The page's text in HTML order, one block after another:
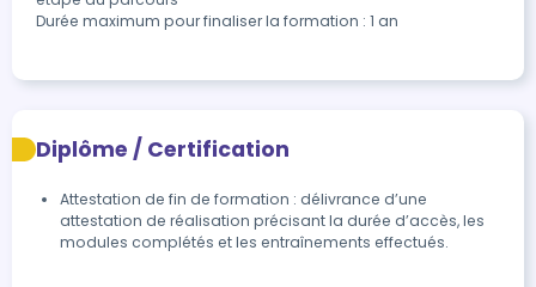
Durée maximum pour finaliser la formation : 1 an
Diplôme / Certification
Attestation de fin de formation : délivrance d’une
attestation de réalisation précisant la durée d’accès, les
modules complétés et les entraînements effectués.